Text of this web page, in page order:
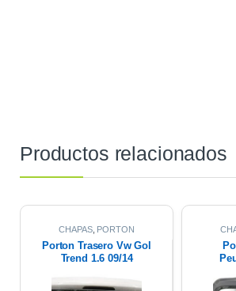
Productos relacionados
CHAPAS, PORTON
Porton Trasero Vw Gol
Trend 1.6 09/14